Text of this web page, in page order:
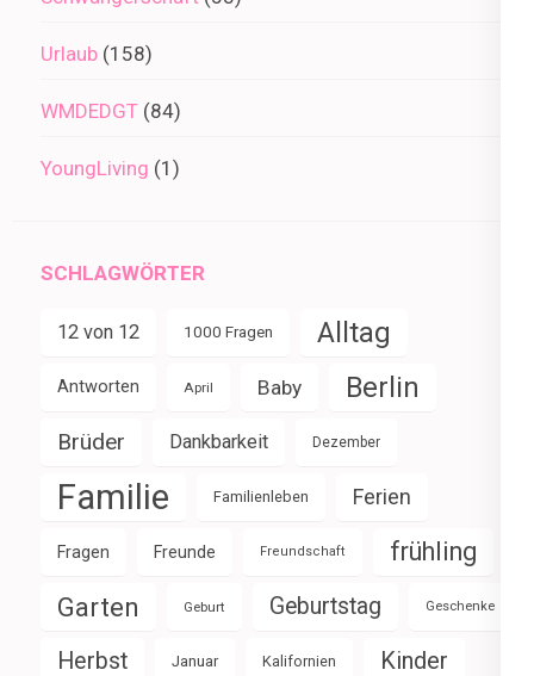
Urlaub (158)
WMDEDGT (84)
YoungLiving (1)
SCHLAGWÖRTER
12 von 12 1000 Fragen Alltag
Antworten April Baby Berlin
Brüder Dankbarkeit Dezember
Familie Familienleben Ferien
Fragen Freunde Freundschaft frühling
Garten Geburt Geburtstag Geschenke
Herbst Januar Kalifornien Kinder